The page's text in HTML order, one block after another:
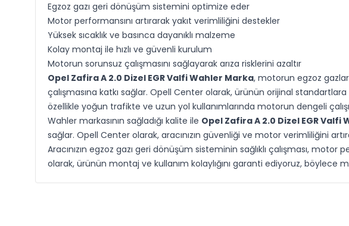
Egzoz gazı geri dönüşüm sistemini optimize eder
Motor performansını artırarak yakıt verimliliğini destekler
Yüksek sıcaklık ve basınca dayanıklı malzeme
Kolay montaj ile hızlı ve güvenli kurulum
Motorun sorunsuz çalışmasını sağlayarak arıza risklerini azaltır
Opel Zafira A 2.0 Dizel EGR Valfi Wahler Marka, motorun egzoz
çalışmasına katkı sağlar. Opell Center olarak, ürünün orijinal
özellikle yoğun trafikte ve uzun yol kullanımlarında motorun dengeli
Wahler markasının sağladığı kalite ile Opel Zafira A 2.0 Dizel EGR Valfi
sağlar. Opell Center olarak, aracınızın güvenliği ve motor verimliliğini
Aracınızın egzoz gazı geri dönüşüm sisteminin sağlıklı çalışması,
olarak, ürünün montaj ve kullanım kolaylığını garanti ediyoruz, böylece